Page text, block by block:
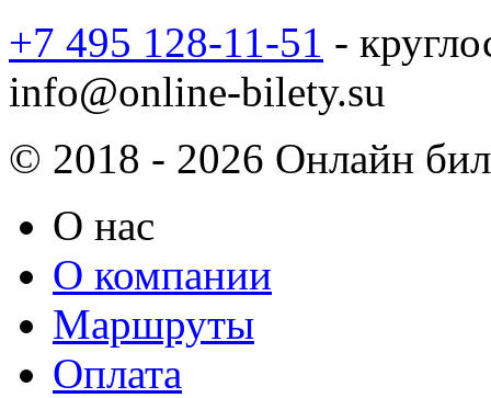
+7 495 128-11-51 -
info@online-bilety.su
© 2018 - 2026 Онлайн
О нас
О компании
Маршруты
Оплата